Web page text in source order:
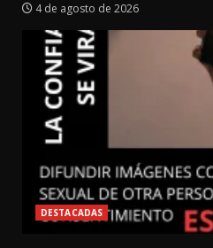
4 de agosto de 2026
DESTACADAS